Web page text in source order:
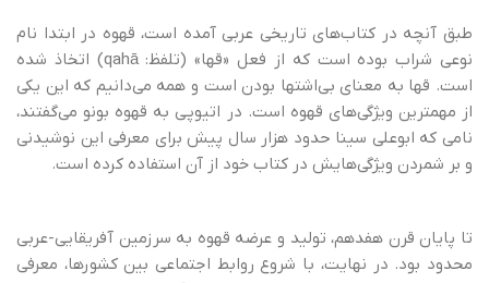
طبق آنچه در کتاب‌های تاریخی عربی آمده است، قهوه در ابتدا نام
نوعی شراب بوده است که از فعل «قها» (تلفظ: qahā) اتخاذ شده
است. قها به معنای بی‌اشتها بودن است و همه می‌دانیم که این یکی
از مهمترین ویژگی‌های قهوه است. در اتیوپی به قهوه بونو می‌گفتند،
نامی که ابوعلی سینا حدود هزار سال پیش برای معرفی این نوشیدنی
و بر شمردن ویژگی‌هایش در کتاب خود از آن استفاده کرده است.
تا پایان قرن هفدهم، تولید و عرضه قهوه به سرزمین آفریقایی-عربی
محدود بود. در نهایت، با شروع روابط اجتماعی بین کشورها، معرفی